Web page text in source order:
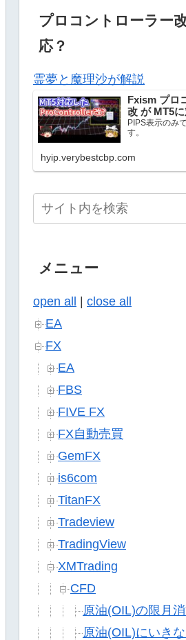
プロコントローラー
応？
霊夢と魔理沙が解説
Fxism プロ
改 が MT5
PIPS表示のみ
す。
hyip.verybestcbp.com
メニュー
open all
close all
EA
FX
EA
FBS
FIVE FX
FX自動売買
GemFX
is6com
TitanFX
Tradeview
TradingView
XMTrading
CFD
原油(OIL)の限月
原油(OIL)にいき